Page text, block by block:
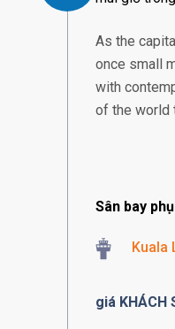
As the
once small
with
of the world
Sân bay
Kuala
giá KHÁCH